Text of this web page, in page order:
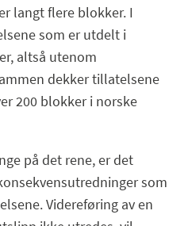
langt flere blokker. I
som er utdelt i
altså utenom
dekker tillatelsene
200 blokker i norske
på det rene, er det
som
Videreføring av en